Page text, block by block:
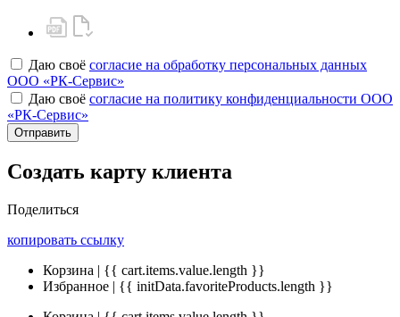
Даю своё согласие на обработку персональных данных
ООО «РК-Сервис»
Даю своё согласие на политику конфиденциальности ООО
«РК-Сервис»
Отправить
Создать карту клиента
Поделиться
копировать ссылку
Корзина | {{ cart.items.value.length }}
Избранное | {{ initData.favoriteProducts.length }}